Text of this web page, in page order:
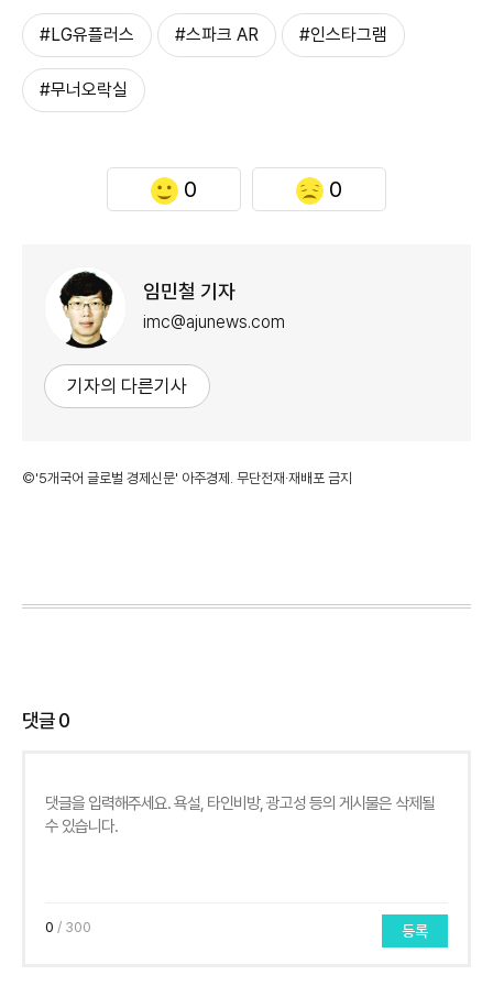
#LG유플러스 #스파크 AR #인스타그램
#무너오락실
0 0
임민철 기자
imc@ajunews.com
기자의 다른기사
©'5개국어 글로벌 경제신문' 아주경제. 무단전재·재배포 금지
댓글0
0 / 300 등록